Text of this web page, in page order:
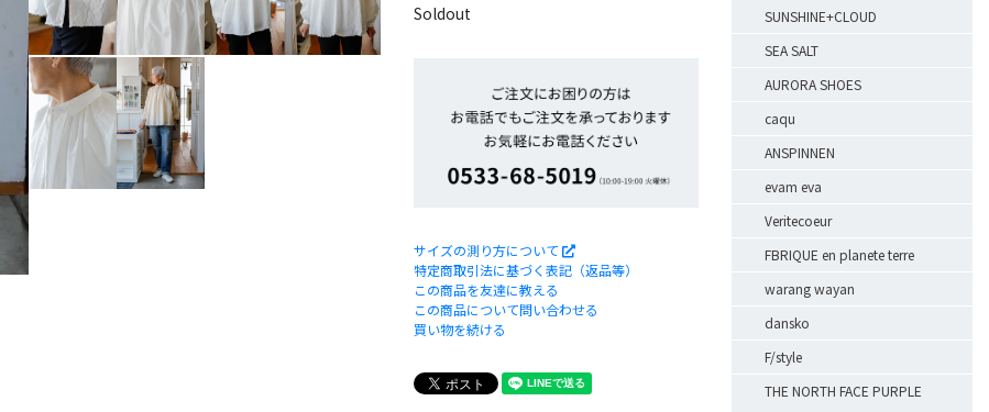
Soldout
サイズの測り方について
特定商取引法に基づく表記（返品等）
この商品を友達に教える
この商品について問い合わせる
買い物を続ける
SUNSHINE+CLOUD
SEA SALT
AURORA SHOES
caqu
ANSPINNEN
evam eva
Veritecoeur
FBRIQUE en planete terre
warang wayan
dansko
F/style
THE NORTH FACE PURPLE